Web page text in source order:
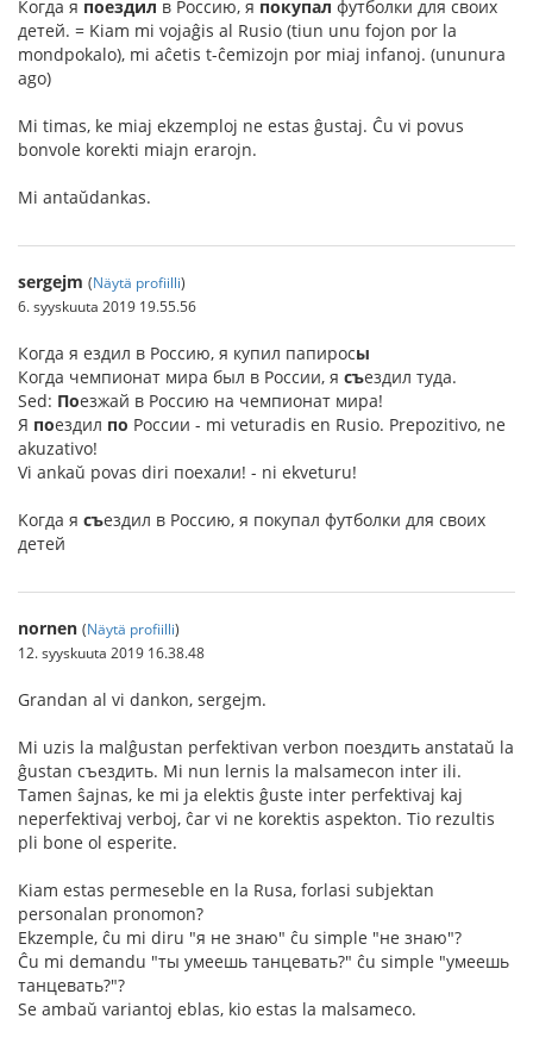
Когда я поездил в Россию, я покупал футболки для своих
детей. = Kiam mi vojaĝis al Rusio (tiun unu fojon por la
mondpokalo), mi aĉetis t-ĉemizojn por miaj infanoj. (ununura
ago)
Mi timas, ke miaj ekzemploj ne estas ĝustaj. Ĉu vi povus
bonvole korekti miajn erarojn.
Mi antaŭdankas.
sergejm (Näytä profiilli)
6. syyskuuta 2019 19.55.56
Когда я ездил в Россию, я купил папиросы
Когда чемпионат мира был в России, я съездил туда.
Sed: Поезжай в Россию на чемпионат мира!
Я поездил по России - mi veturadis en Rusio. Prepozitivo, ne
akuzativo!
Vi ankaŭ povas diri поехали! - ni ekveturu!
Kогда я съездил в Россию, я покупал футболки для своих
детей
nornen (Näytä profiilli)
12. syyskuuta 2019 16.38.48
Grandan al vi dankon, sergejm.
Mi uzis la malĝustan perfektivan verbon поездить anstataŭ la
ĝustan съездить. Mi nun lernis la malsamecon inter ili.
Tamen ŝajnas, ke mi ja elektis ĝuste inter perfektivaj kaj
neperfektivaj verboj, ĉar vi ne korektis aspekton. Tio rezultis
pli bone ol esperite.
Kiam estas permeseble en la Rusa, forlasi subjektan
personalan pronomon?
Ekzemple, ĉu mi diru "я не знаю" ĉu simple "не знаю"?
Ĉu mi demandu "ты умеешь танцевать?" ĉu simple "умеешь
танцевать?"?
Se ambaŭ variantoj eblas, kio estas la malsameco.